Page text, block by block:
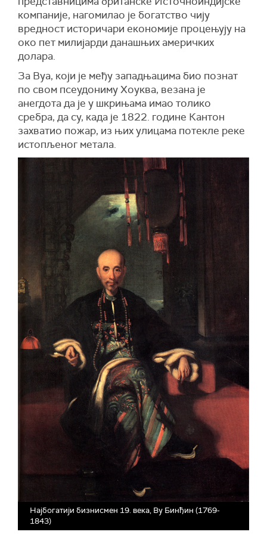
компаније, нагомилао је богатство чију
вредност историчари економије процењују на
око пет милијарди данашњих америчких
долара.
За Вуа, који је међу западњацима био познат
по свом псеудониму Хоуква, везана је
анегдота да је у шкрињама имао толико
сребра, да су, када је 1822. године Кантон
захватио пожар, из њих улицама потекле реке
истопљеног метала.
Најбогатији бизнисмен 19. века, Ву Бинђин (1769-
1843)